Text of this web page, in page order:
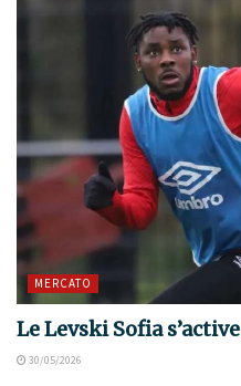
MERCATO
Le Levski Sofia
30/05/2026